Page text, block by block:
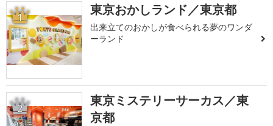
1 東京おかしランド／東京都
出来立てのおかしが食べられる夢のワンダ
ーランド
2
東京ミステリーサーカス／東
京都